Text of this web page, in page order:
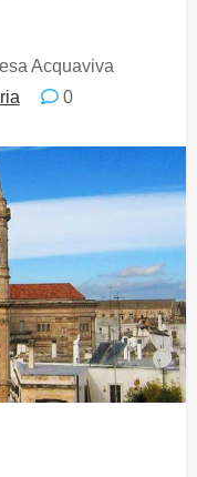
Acquaviva
0